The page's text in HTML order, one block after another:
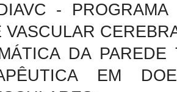
- PROGRAMA
VASCULAR
DA PAREDE
EM